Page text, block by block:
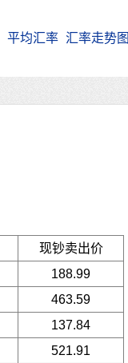
平均汇率 汇率走势图
现钞卖出价
188.99
463.59
137.84
521.91